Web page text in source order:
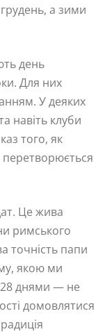
а зими
день
Для них
У деяких
навіть клуби
того, як
Це жива
римського
точність папи
якою ми
днями — не
домовлятися